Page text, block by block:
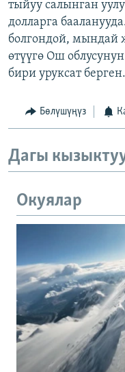
ЭЕ/АРнун бардык
тыйуу салынган
долларга
болгондой, мындай
өтүүгө Ош
бири уруксат
Бөлүшүңүз
Дагы
Окуялар